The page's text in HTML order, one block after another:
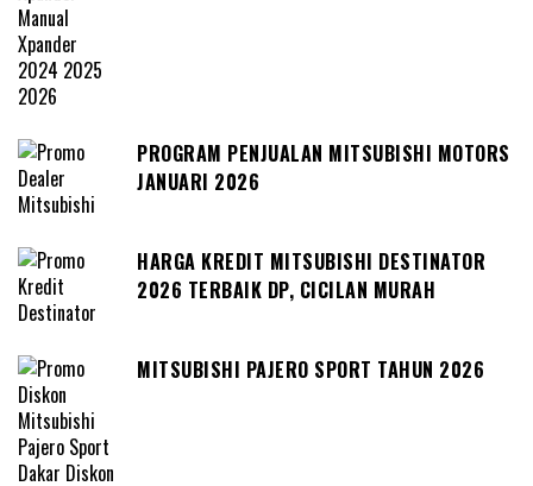
PROGRAM PENJUALAN MITSUBISHI MOTORS
JANUARI 2026
HARGA KREDIT MITSUBISHI DESTINATOR
2026 TERBAIK DP, CICILAN MURAH
MITSUBISHI PAJERO SPORT TAHUN 2026